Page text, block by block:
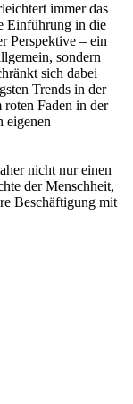
immer das
Einführung in die
Perspektive – ein
sondern
sich dabei
Trends in der
roten Faden in der
eigenen
nicht nur einen
der Menschheit,
Beschäftigung mit